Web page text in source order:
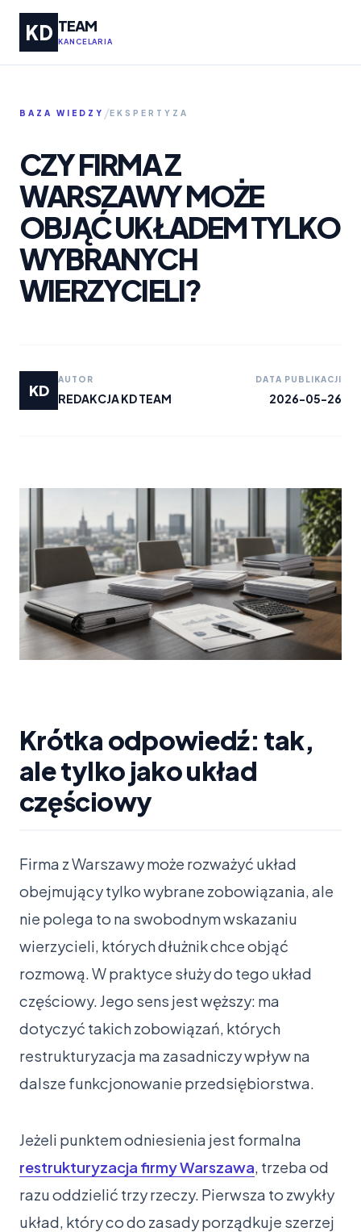
KD TEAM
KANCELARIA
BAZA WIEDZY /EKSPERTYZA
CZY FIRMA Z
WARSZAWY MOŻE
OBJĄĆ UKŁADEM TYLKO
WYBRANYCH
WIERZYCIELI?
KD
AUTOR
REDAKCJA KD TEAM
DATA PUBLIKACJI
2026-05-26
Krótka odpowiedź: tak,
ale tylko jako układ
częściowy
Firma z Warszawy może rozważyć układ
obejmujący tylko wybrane zobowiązania, ale
nie polega to na swobodnym wskazaniu
wierzycieli, których dłużnik chce objąć
rozmową. W praktyce służy do tego układ
częściowy. Jego sens jest węższy: ma
dotyczyć takich zobowiązań, których
restrukturyzacja ma zasadniczy wpływ na
dalsze funkcjonowanie przedsiębiorstwa.
Jeżeli punktem odniesienia jest formalna
restrukturyzacja firmy Warszawa, trzeba od
razu oddzielić trzy rzeczy. Pierwsza to zwykły
układ, który co do zasady porządkuje szerzej